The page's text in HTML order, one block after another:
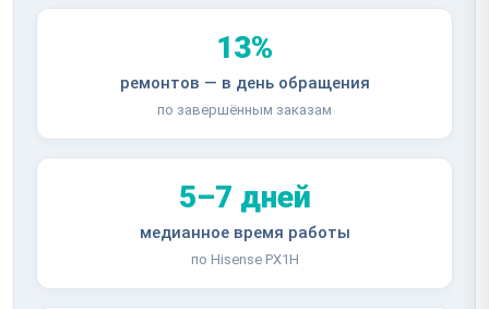
13%
ремонтов — в день обращения
по завершённым заказам
5–7 дней
медианное время работы
по Hisense PX1H